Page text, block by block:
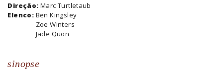
Direção: Marc Turtletaub
Elenco: Ben Kingsley
Zoe Winters
Jade Quon
sinopse